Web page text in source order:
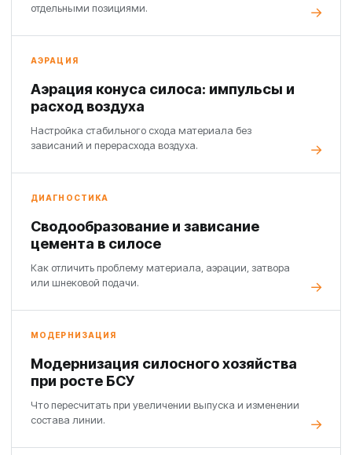
отдельными позициями.
АЭРАЦИЯ
Аэрация конуса силоса: импульсы и
расход воздуха
Настройка стабильного схода материала без
зависаний и перерасхода воздуха.
ДИАГНОСТИКА
Сводообразование и зависание
цемента в силосе
Как отличить проблему материала, аэрации, затвора
или шнековой подачи.
МОДЕРНИЗАЦИЯ
Модернизация силосного хозяйства
при росте БСУ
Что пересчитать при увеличении выпуска и изменении
состава линии.